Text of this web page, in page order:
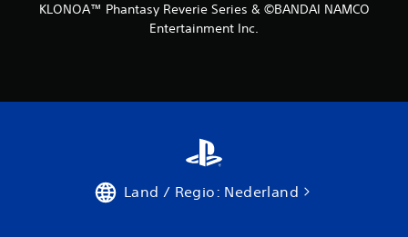
KLONOA™ Phantasy Reverie Series & ©BANDAI NAMCO
Entertainment Inc.
Land / Regio: Nederland